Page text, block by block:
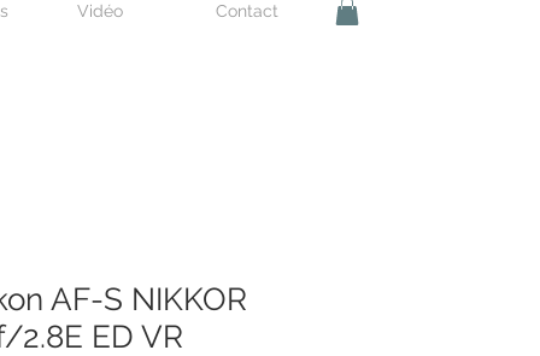
Vidéo Contact
AF-S NIKKOR
ED VR